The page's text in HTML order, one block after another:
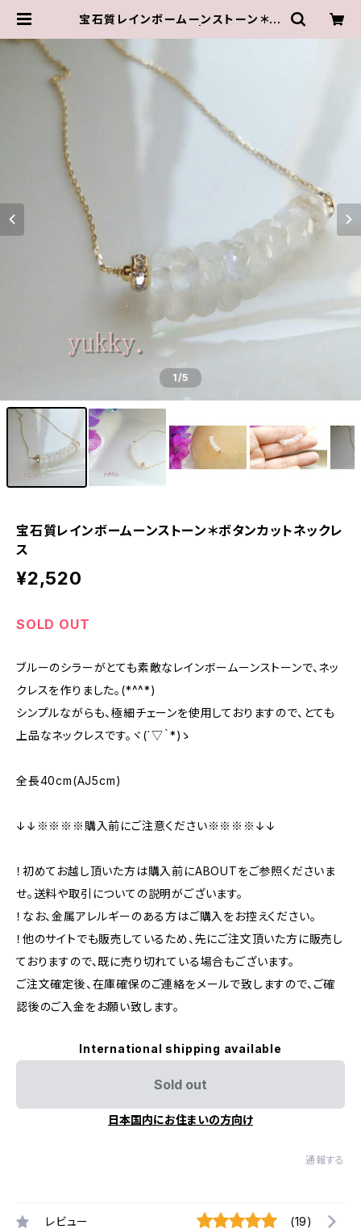
宝石質レインボームーンストーン＊ボ
ぷ（yukky.）アクセサリーショップ
1/5
宝石質レインボームーンストーン＊ボタンカットネックレ
ス
¥2,520
SOLD OUT
ブルーのシラーがとても素敵なレインボームーンストーンで、ネッ
クレスを作りました。(*^^*)
シンプルながらも、極細チェーンを使用しておりますので、とても
上品なネックレスです。ヾ(´▽｀*)ゝ
全長40cm(AJ5cm)
↓↓※※※※購入前にご注意ください※※※※↓↓
！初めてお越し頂いた方は購入前にABOUTをご参照くださいま
せ。送料や取引についての説明がございます。
！なお、金属アレルギーのある方はご購入をお控えください。
！他のサイトでも販売しているため、先にご注文頂いた方に販売し
ておりますので、既に売り切れている場合もございます。
ご注文確定後、在庫確保のご連絡をメールで致しますので、ご確
認後のご入金をお願い致します。
International shipping available
Sold out
日本国内にお住まいの方向け
通報する
レビュー (19)